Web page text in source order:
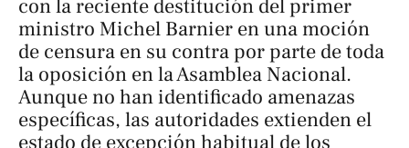
con la reciente destitución del primer
ministro Michel Barnier en una moción
de censura en su contra por parte de toda
la oposición en la Asamblea Nacional.
Aunque no han identificado amenazas
específicas, las autoridades extienden el
estado de excepción habitual de los